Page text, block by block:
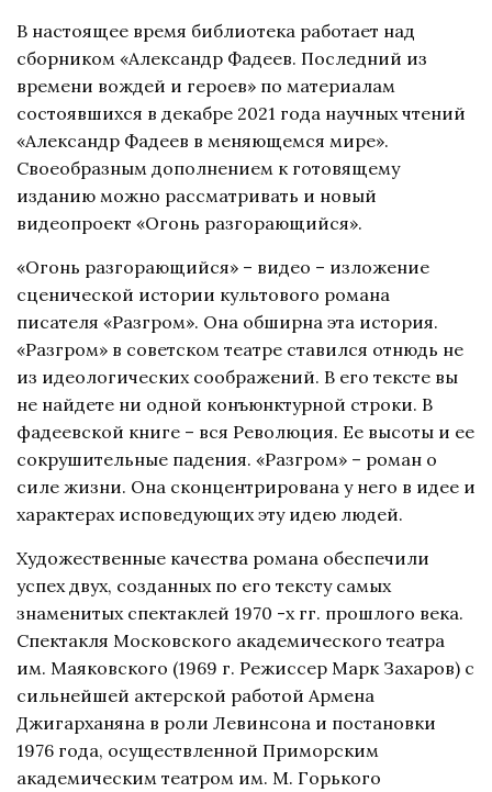
В настоящее время библиотека работает над
сборником «Александр Фадеев. Последний из
времени вождей и героев» по материалам
состоявшихся в декабре 2021 года научных чтений
«Александр Фадеев в меняющемся мире».
Своеобразным дополнением к готовящему
изданию можно рассматривать и новый
видеопроект «Огонь разгорающийся».
«Огонь разгорающийся» – видео – изложение
сценической истории культового романа
писателя «Разгром». Она обширна эта история.
«Разгром» в советском театре ставился отнюдь не
из идеологических соображений. В его тексте вы
не найдете ни одной конъюнктурной строки. В
фадеевской книге – вся Революция. Ее высоты и ее
сокрушительные падения. «Разгром» – роман о
силе жизни. Она сконцентрирована у него в идее и
характерах исповедующих эту идею людей.
Художественные качества романа обеспечили
успех двух, созданных по его тексту самых
знаменитых спектаклей 1970 -х гг. прошлого века.
Спектакля Московского академического театра
им. Маяковского (1969 г. Режиссер Марк Захаров) с
сильнейшей актерской работой Армена
Джигарханяна в роли Левинсона и постановки
1976 года, осуществленной Приморским
академическим театром им. М. Горького